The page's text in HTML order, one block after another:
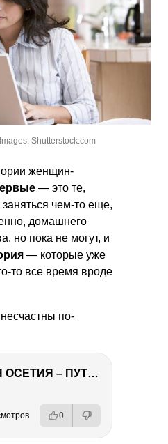
Shutterstock.com
женщин-
— это те,
заняться чем-то еще,
домашнего
но пока не могут, и
— которые уже
то все время вроде
по-
СЕВЕРНАЯ ОСЕТИЯ – ПУТЕШЕСТВИЕ НА КАВКАЗ часть 4
0